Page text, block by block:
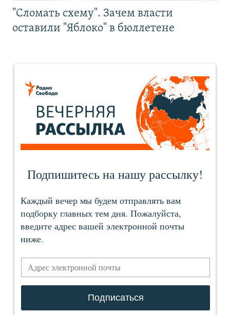
"Сломать схему". Зачем власти
оставили "Яблоко" в бюллетене